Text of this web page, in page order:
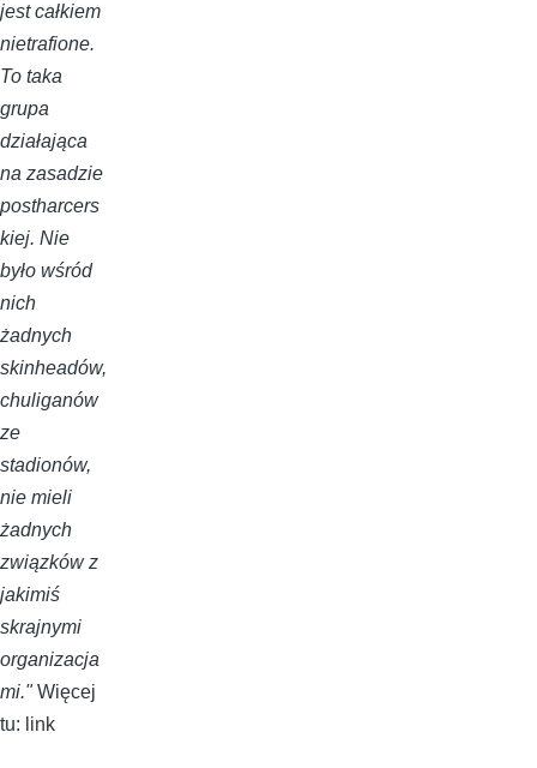
jest całkiem
nietrafione.
To taka
grupa
działająca
na zasadzie
postharcers
kiej. Nie
było wśród
nich
żadnych
skinheadów,
chuliganów
ze
stadionów,
nie mieli
żadnych
związków z
jakimiś
skrajnymi
organizacja
mi."Więcej
tu: link